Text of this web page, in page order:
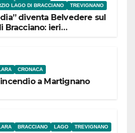
LAGO DI BRACCIANO
TREVIGNANO
diventa Belvedere sul
Bracciano: ieri
CRONACA
a Martignano
BRACCIANO LAGO TREVIGNANO